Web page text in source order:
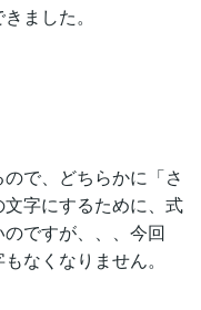
ました。
で、どちらかに「さ
字にするために、式
ですが、、、今回
なくなりません。